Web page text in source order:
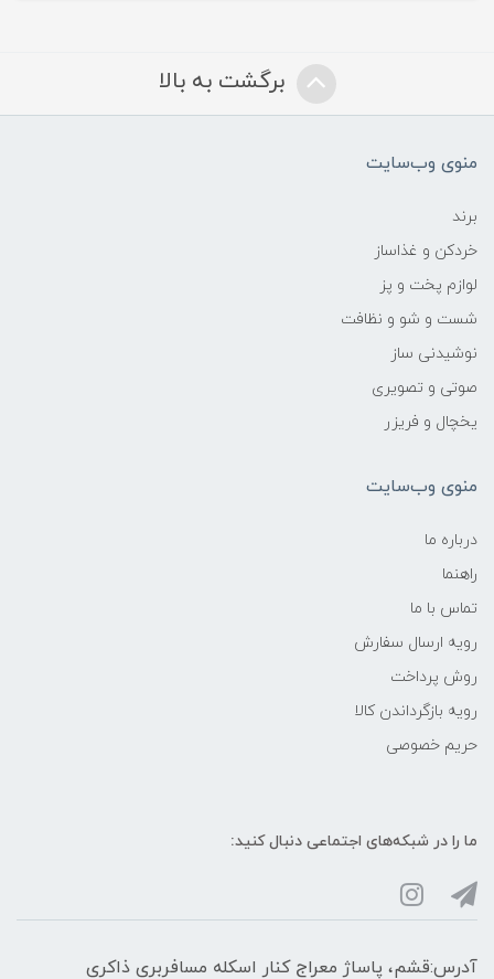
برگشت به بالا
منوی وب‌سایت
برند
خردکن و غذاساز
لوازم پخت و پز
شست و شو و نظافت
نوشیدنی ساز
صوتی و تصویری
یخچال و فریزر
منوی وب‌سایت
درباره ما
راهنما
تماس با ما
رویه ارسال سفارش
روش پرداخت
رویه‌ بازگرداندن کالا
حریم خصوصی
ما را در شبکه‌های اجتماعی دنبال کنید:
آدرس:قشم، پاساژ معراج کنار اسکله مسافربری ذاکری